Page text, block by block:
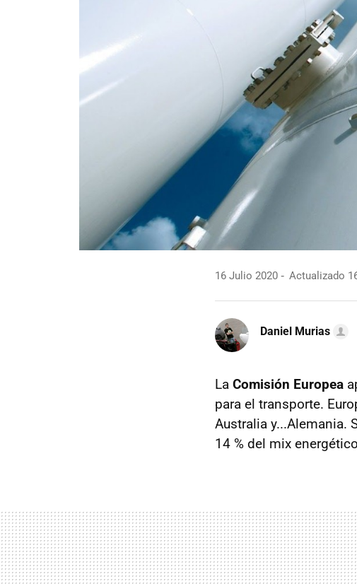
16 Julio 2020 Actualizado
Daniel Murias
La Comisión Europea
para el transporte.
Australia y...Alemania.
14 % del mix